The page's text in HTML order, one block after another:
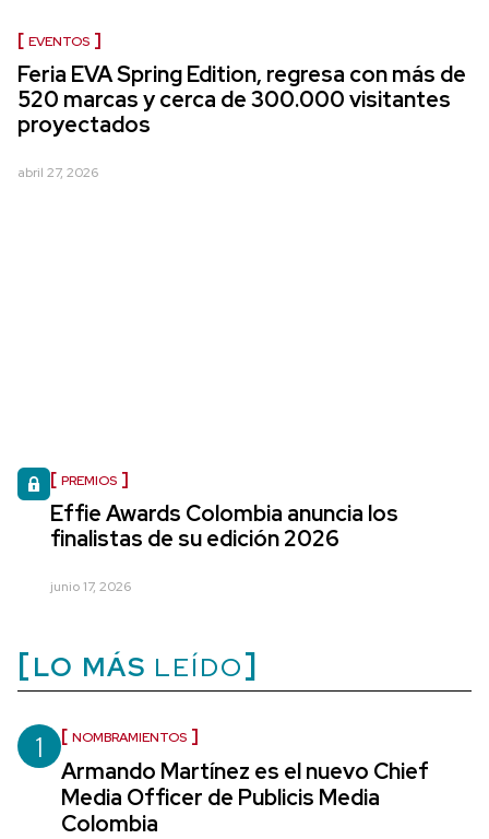
EVENTOS
Feria EVA Spring Edition, regresa con más de
520 marcas y cerca de 300.000 visitantes
proyectados
abril 27, 2026
PREMIOS
Effie Awards Colombia anuncia los
finalistas de su edición 2026
junio 17, 2026
LO MÁS LEÍDO
1 NOMBRAMIENTOS
Armando Martínez es el nuevo Chief
Media Officer de Publicis Media
Colombia